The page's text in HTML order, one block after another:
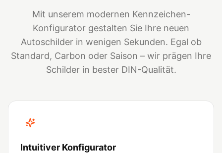
Mit unserem modernen Kennzeichen-
Konfigurator gestalten Sie Ihre neuen
Autoschilder in wenigen Sekunden. Egal ob
Standard, Carbon oder Saison – wir prägen Ihre
Schilder in bester DIN-Qualität.
Intuitiver Konfigurator